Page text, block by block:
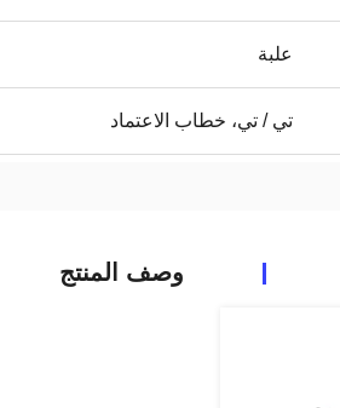
علبة
تي / تي، خطاب الاعتماد
وصف المنتج